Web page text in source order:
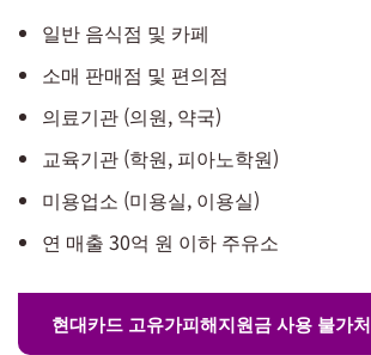
일반 음식점 및 카페
소매 판매점 및 편의점
의료기관 (의원, 약국)
교육기관 (학원, 피아노학원)
미용업소 (미용실, 이용실)
연 매출 30억 원 이하 주유소
현대카드 고유가피해지원금 사용 불가처